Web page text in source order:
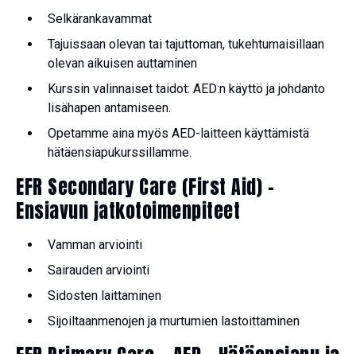
Selkärankavammat
Tajuissaan olevan tai tajuttoman, tukehtumaisillaan
olevan aikuisen auttaminen
Kurssin valinnaiset taidot: AED:n käyttö ja johdanto
lisähapen antamiseen.
Opetamme aina myös AED-laitteen käyttämistä
hätäensiapukurssillamme.
EFR Secondary Care (First Aid) –
Ensiavun jatkotoimenpiteet
Vamman arviointi
Sairauden arviointi
Sidosten laittaminen
Sijoiltaanmenojen ja murtumien lastoittaminen